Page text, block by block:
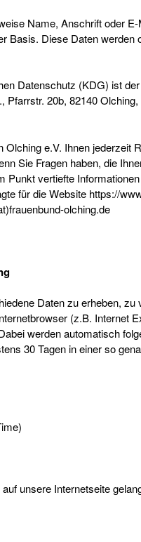
Name, Anschrift oder
Basis. Diese Daten werden
Datenschutz (KDG) ist
Pfarrstr. 20b, 82140
e.V. Ihnen jederzeit
Sie Fragen haben, die
Punkt vertiefte
für die Website https://
olching.de
Daten zu erheben, zu
(z.B. Internet
werden automatisch
30 Tagen in einer so
unsere Internetseite